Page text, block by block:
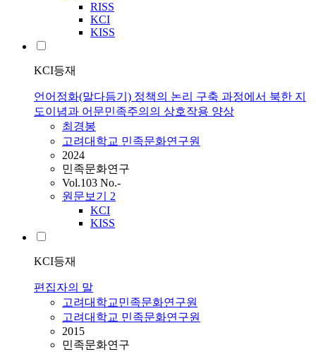
RISS
KCI
KISS
KCI등재
언어정화(말다듬기) 정책의 논리 구축 과정에서 북한 지
도이념과 어문민족주의의 상호작용 양상
최경봉
고려대학교 민족문화연구원
2024
민족문화연구
Vol.103 No.-
원문보기 2
KCI
KISS
KCI등재
편집자의 말
고려대학교민족문화연구원
고려대학교 민족문화연구원
2015
민족문화연구